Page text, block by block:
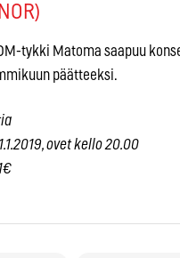
tykki Matoma saapuu
päätteeksi.
ovet kello 20.00